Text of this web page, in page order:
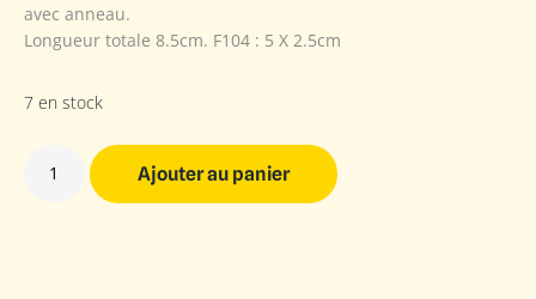
avec anneau.
Longueur totale 8.5cm. F104 : 5 X 2.5cm
7 en stock
Ajouter au panier